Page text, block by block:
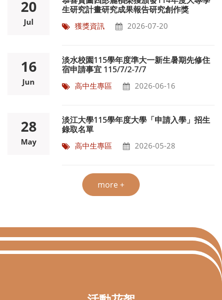
20
Jul
恭喜資圖四彭麗禎榮獲頒發114年度大專學
生研究計畫研究成果報告研究創作獎
獲獎資訊 2026-07-20
16
Jun
淡水校園115學年度準大一新生暑期先修住
宿申請事宜 115/7/2-7/7
高中生專區 2026-06-16
28
May
淡江大學115學年度大學「申請入學」招生
錄取名單
高中生專區 2026-05-28
more +